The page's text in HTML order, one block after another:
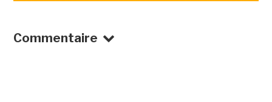
Commentaire